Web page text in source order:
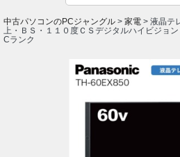
中古パソコンのPCジャングル > 家電 > 液晶テ
上・ＢＳ・１１０度ＣＳデジタルハイビジョ
Cランク